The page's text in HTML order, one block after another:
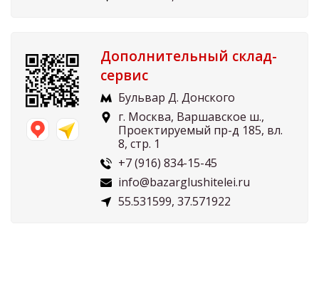
Дополнительный склад-
сервис
Бульвар Д. Донского
г. Москва, Варшавское ш.,
Проектируемый пр-д 185, вл.
8, стр. 1
+7 (916) 834-15-45
info@bazarglushitelei.ru
55.531599, 37.571922